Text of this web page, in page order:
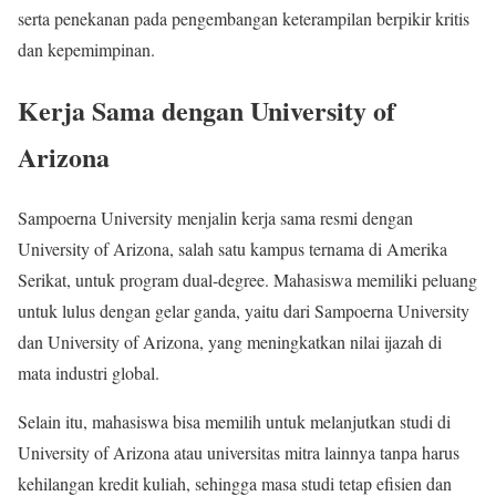
serta penekanan pada pengembangan keterampilan berpikir kritis
dan kepemimpinan.
Kerja Sama dengan University of
Arizona
Sampoerna University menjalin kerja sama resmi dengan
University of Arizona, salah satu kampus ternama di Amerika
Serikat, untuk program dual-degree. Mahasiswa memiliki peluang
untuk lulus dengan gelar ganda, yaitu dari Sampoerna University
dan University of Arizona, yang meningkatkan nilai ijazah di
mata industri global.
Selain itu, mahasiswa bisa memilih untuk melanjutkan studi di
University of Arizona atau universitas mitra lainnya tanpa harus
kehilangan kredit kuliah, sehingga masa studi tetap efisien dan